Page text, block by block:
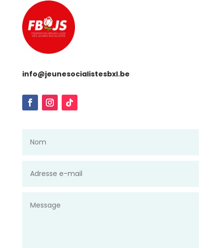
info@jeunesocialistesbxl.be